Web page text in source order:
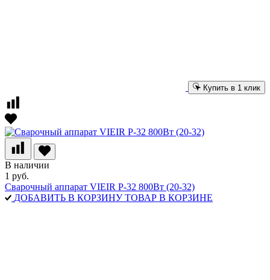
Купить в 1 клик
В наличии
1 руб.
Сварочный аппарат VIEIR Р-32 800Вт (20-32)
ДОБАВИТЬ В КОРЗИНУ ТОВАР В КОРЗИНЕ